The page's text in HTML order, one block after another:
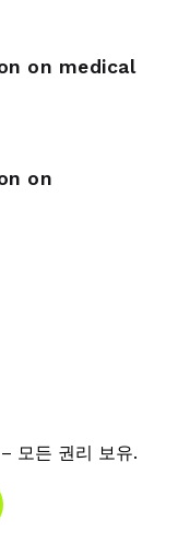
on medical
on
모든 권리 보유.
하기
타그램 방문하기